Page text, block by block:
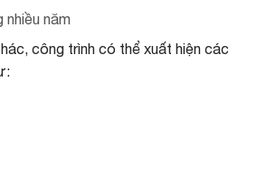
năm
công trình có thể xuất hiện các